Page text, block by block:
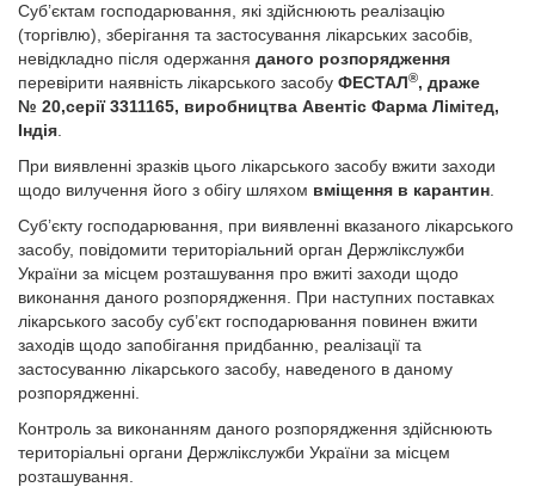
Суб’єктам господарювання, які здійснюють реалізацію
(торгівлю), зберігання та застосування лікарських засобів,
невідкладно після одержання даного розпорядження
перевірити наявність лікарського засобу ФЕСТАЛ®, драже
№ 20,серії 3311165, виробництва Авентіс Фарма Лімітед,
Індія
При виявленні зразків цього лікарського засобу вжити заходи
щодо вилучення його з обігу шляхом вміщення в карантин
Суб’єкту господарювання, при виявленні вказаного лікарського
засобу, повідомити територіальний орган Держлікслужби
України за місцем розташування про вжиті заходи щодо
виконання даного розпорядження. При наступних поставках
лікарського засобу суб’єкт господарювання повинен вжити
заходів щодо запобігання придбанню, реалізації та
застосуванню лікарського засобу, наведеного в даному
розпорядженні.
Контроль за виконанням даного розпорядження здійснюють
територіальні органи Держлікслужби України за місцем
розташування.